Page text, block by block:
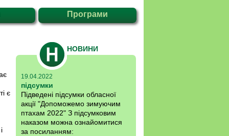
Програми
НОВИНИ
19.04.2022
підсумки
Підведені підсумки обласної
акції "Допоможемо зимуючим
птахам 2022" З підсумковим
наказом можна ознайомитися
за посиланням:
є